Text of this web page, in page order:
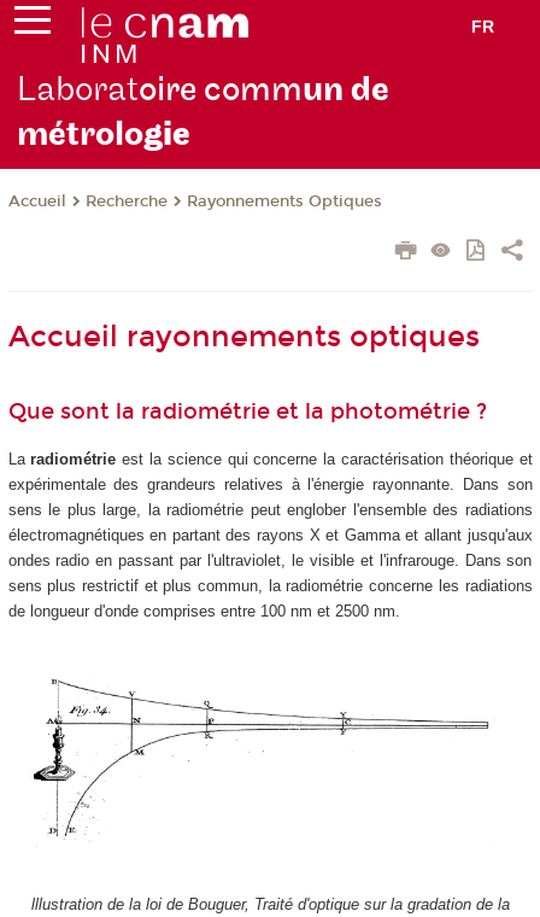
FR
Laboratoire commun de
métrologie
Accueil Recherche Rayonnements Optiques
Accueil rayonnements optiques
Que sont la radiométrie et la photométrie ?
Laradiométrie est la science qui concerne la caractérisation théorique et
expérimentale des grandeurs relatives à l'énergie rayonnante. Dans son
sens le plus large, la radiométrie peut englober l'ensemble des radiations
électromagnétiques en partant des rayons X et Gamma et allant jusqu'aux
ondes radio en passant par l'ultraviolet, le visible et l'infrarouge. Dans son
sens plus restrictif et plus commun, la radiométrie concerne les radiations
de longueur d'onde comprises entre 100 nm et 2500 nm.
lllustration de la loi de Bouguer, Traité d'optique sur la gradation de la